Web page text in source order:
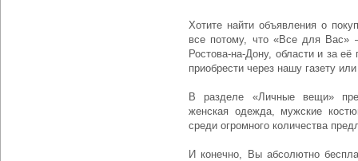
Хотите найти объявления о
все потому, что «Все для Вас»
Ростова-на-Дону, области и за
приобрести через нашу газету
В разделе «Личные вещи»
женская одежда, мужские
среди огромного количества
И конечно, Вы абсолютно